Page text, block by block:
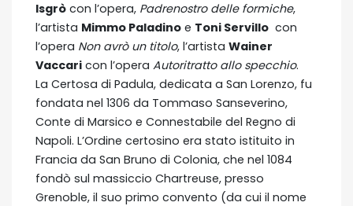
Isgrò con l’opera, Padrenostro delle formiche,
l’artista Mimmo Paladino e Toni Servillo con
l’opera Non avrò un titolo, l’artista Wainer
Vaccari con l’opera Autoritratto allo specchio.
La Certosa di Padula, dedicata a San Lorenzo, fu
fondata nel 1306 da Tommaso Sanseverino,
Conte di Marsico e Connestabile del Regno di
Napoli. L’Ordine certosino era stato istituito in
Francia da San Bruno di Colonia, che nel 1084
fondò sul massiccio Chartreuse, presso
Grenoble, il suo primo convento (da cui il nome